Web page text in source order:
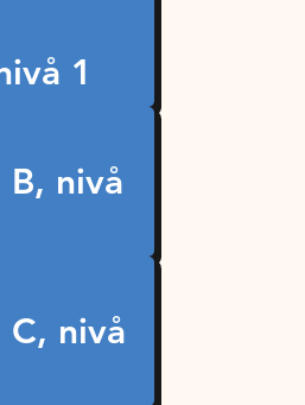
1
B, nivå
C, nivå